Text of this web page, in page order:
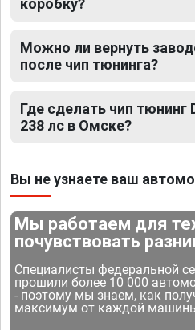
коробку?
Можно ли вернуть
после чип тюнинга?
Где сделать чип тюнинг
238 лс в Омске?
Вы не узнаете ваш
Мы работаем для
почувствовать
Специалисты федеральной
прошили более 10 000
- поэтому мы знаем, как
максимум от каждой